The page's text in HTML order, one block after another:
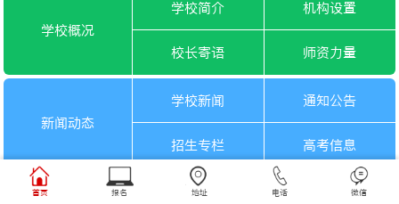
学校概况
学校简介 机构设置
校长寄语 师资力量
新闻动态
学校新闻 通知公告
招生专栏 高考信息
一月选考 六月选考
首页 报名 地址 电话 微信